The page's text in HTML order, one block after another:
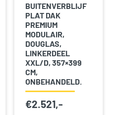
BUITENVERBLIJF
PLAT DAK
PREMIUM
MODULAIR,
DOUGLAS,
LINKERDEEL
XXL/D, 357×399
CM,
ONBEHANDELD.
€2.521,-